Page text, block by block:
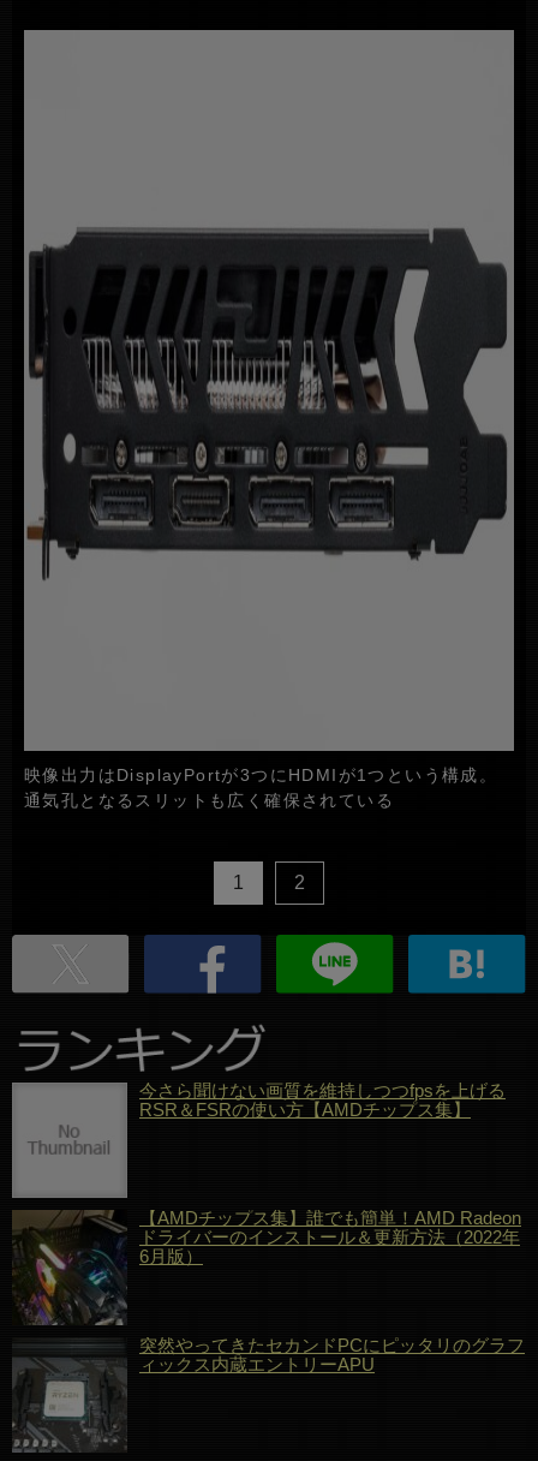
映像出力はDisplayPortが3つにHDMIが1つという構成。
通気孔となるスリットも広く確保されている
1 2
今さら聞けない画質を維持しつつfpsを上げる
RSR＆FSRの使い方【AMDチップス集】
【AMDチップス集】誰でも簡単！AMD Radeon
ドライバーのインストール＆更新方法（2022年
6月版）
突然やってきたセカンドPCにピッタリのグラフ
ィックス内蔵エントリーAPU